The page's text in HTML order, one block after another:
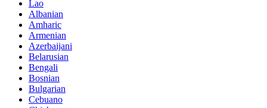
Lao
Albanian
Amharic
Armenian
Azerbaijani
Belarusian
Bengali
Bosnian
Bulgarian
Cebuano